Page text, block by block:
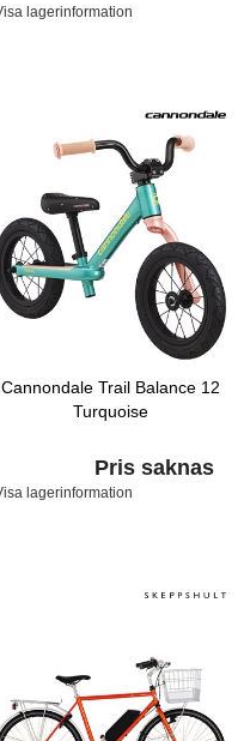
lagerinformation
Cannondale Trail Balance 12
Turquoise
Pris saknas
lagerinformation